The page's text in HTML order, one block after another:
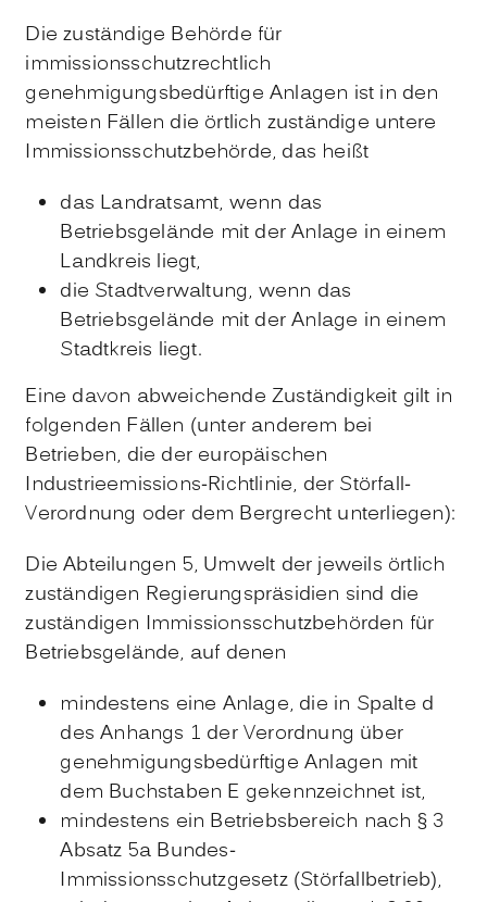
Die zuständige Behörde für
immissionsschutzrechtlich
genehmigungsbedürftige Anlagen ist in den
meisten Fällen die örtlich zuständige untere
Immissionsschutzbehörde, das heißt
das Landratsamt, wenn das
Betriebsgelände mit der Anlage in einem
Landkreis liegt,
die Stadtverwaltung, wenn das
Betriebsgelände mit der Anlage in einem
Stadtkreis liegt.
Eine davon abweichende Zuständigkeit gilt in
folgenden Fällen (unter anderem bei
Betrieben, die der europäischen
Industrieemissions-Richtlinie, der Störfall-
Verordnung oder dem Bergrecht unterliegen):
Die Abteilungen 5, Umwelt der jeweils örtlich
zuständigen Regierungspräsidien sind die
zuständigen Immissionsschutzbehörden für
Betriebsgelände, auf denen
mindestens eine Anlage, die in Spalte d
des Anhangs 1 der Verordnung über
genehmigungsbedürftige Anlagen mit
dem Buchstaben E gekennzeichnet ist,
mindestens ein Betriebsbereich nach § 3
Absatz 5a Bundes-
Immissionsschutzgesetz (Störfallbetrieb),